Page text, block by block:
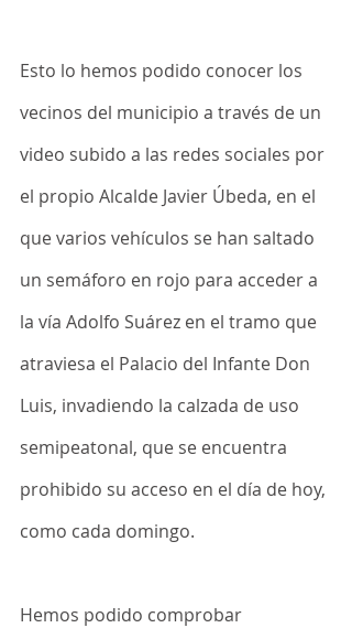
Esto lo hemos podido conocer los
vecinos del municipio a través de un
video subido a las redes sociales por
el propio Alcalde Javier Úbeda, en el
que varios vehículos se han saltado
un semáforo en rojo para acceder a
la vía Adolfo Suárez en el tramo que
atraviesa el Palacio del Infante Don
Luis, invadiendo la calzada de uso
semipeatonal, que se encuentra
prohibido su acceso en el día de hoy,
como cada domingo.
Hemos podido comprobar